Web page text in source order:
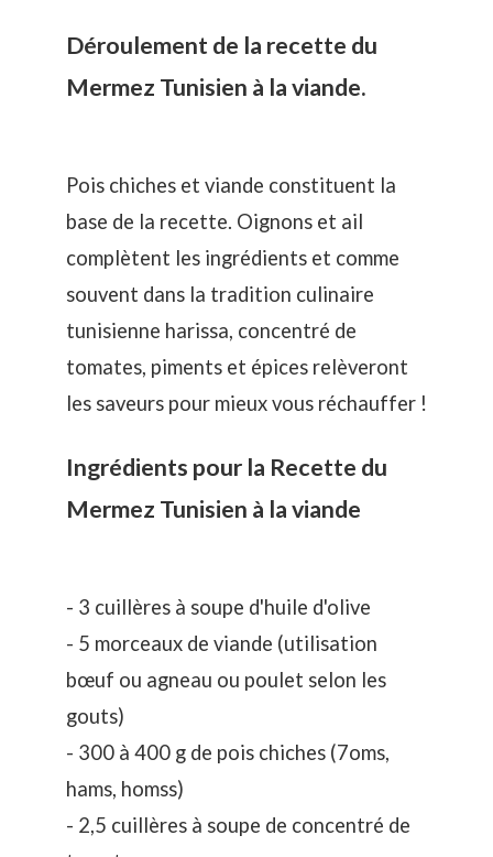
Déroulement de la recette du
Mermez Tunisien à la viande.
Pois chiches et viande constituent la
base de la recette. Oignons et ail
complètent les ingrédients et comme
souvent dans la tradition culinaire
tunisienne harissa, concentré de
tomates, piments et épices relèveront
les saveurs pour mieux vous réchauffer !
Ingrédients pour la Recette du
Mermez Tunisien à la viande
- 3 cuillères à soupe d'huile d'olive
- 5 morceaux de viande (utilisation
bœuf ou agneau ou poulet selon les
gouts)
- 300 à 400 g de pois chiches (7oms,
hams, homss)
- 2,5 cuillères à soupe de concentré de